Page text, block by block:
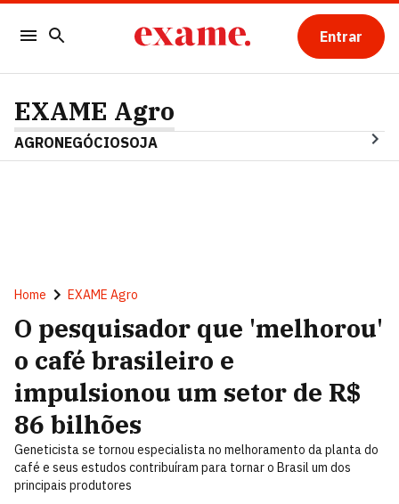
Entrar
EXAME Agro
AGRONEGÓCIOSOJA
Home EXAME Agro
O pesquisador que 'melhorou'
o café brasileiro e
impulsionou um setor de R$
86 bilhões
Geneticista se tornou especialista no melhoramento da planta do
café e seus estudos contribuíram para tornar o Brasil um dos
principais produtores